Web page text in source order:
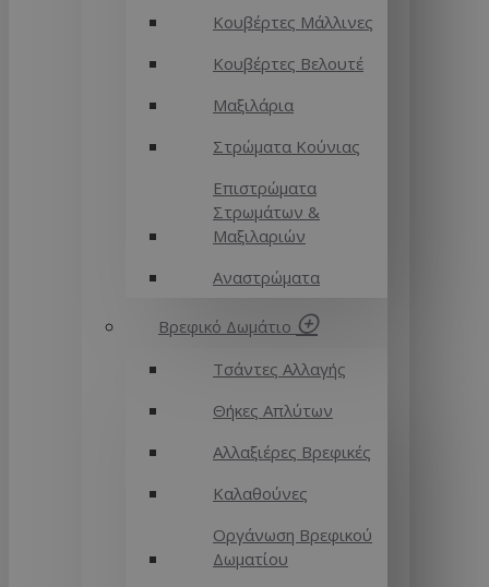
Κουβέρτες Μάλλινες
Κουβέρτες Βελουτέ
Μαξιλάρια
Στρώματα Κούνιας
Επιστρώματα
Στρωμάτων &
Μαξιλαριών
Αναστρώματα
Βρεφικό Δωμάτιο
Τσάντες Αλλαγής
Θήκες Απλύτων
Αλλαξιέρες Βρεφικές
Καλαθούνες
Οργάνωση Βρεφικού
Δωματίου